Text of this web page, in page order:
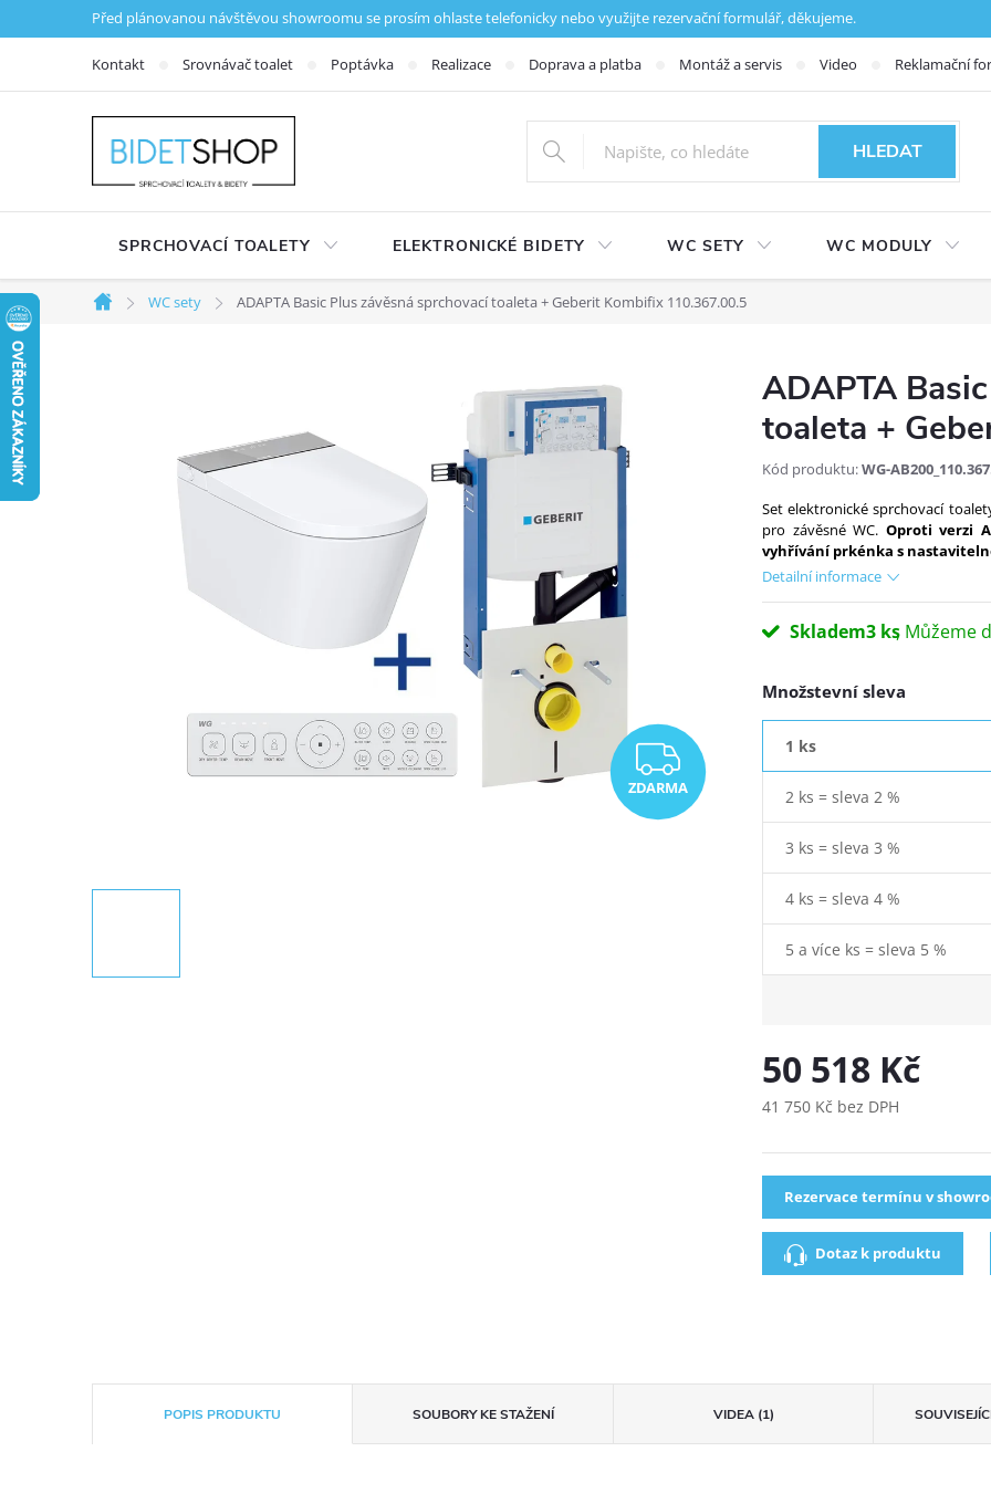
Přejít na obsahPřed plánovanou návštěvou showroomu se prosím ohlaste telefonicky nebo využijte rezervační formulář, děkujeme.
Kontakt Srovnávač toalet Poptávka Realizace Doprava a platba Montáž a servis Video Reklamační
HLEDAT
SPRCHOVACÍ TOALETY ELEKTRONICKÉ BIDETY WC SETY WC MODULY
Domů
WC sety ADAPTA Basic Plus závěsná sprchovací toaleta + Geberit Kombifix 110.367.00.5
ZDARMA
ZDARMA
ADAPTA
toaleta +
Kód produktu:WG-
Set elektronické sprchovací
pro závěsné WC. Oproti verzi
vyhřívání prkénka s
Detailní informace
Skladem3 ks
Množstevní sleva
1 ks
2 ks = sleva 2 %
3 ks = sleva 3 %
4 ks = sleva 4 %
5 a více ks = sleva 5 %
50 518 Kč
41 750 Kč bez DPH
Rezervace termínu v
Dotaz k produktu
POPIS PRODUKTU SOUBORY KE STAŽENÍ VIDEA (1)